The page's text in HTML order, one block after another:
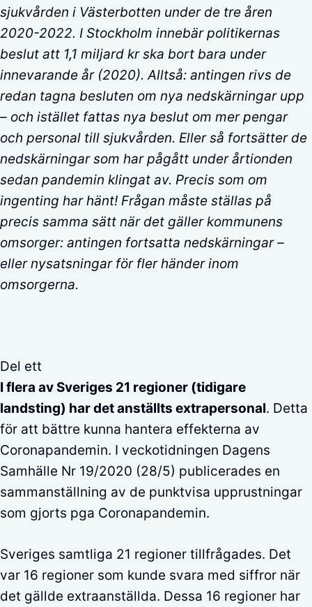
sjukvården i Västerbotten under de tre åren
2020-2022. I Stockholm innebär politikernas
beslut att 1,1 miljard kr ska bort bara under
innevarande år (2020).Alltså: antingen rivs de
redan tagna besluten om nya nedskärningar upp
– och istället fattas nya beslut om mer pengar
och personal till sjukvården. Eller så fortsätter de
nedskärningar som har pågått under årtionden
sedan pandemin klingat av. Precis som om
ingenting har hänt! Frågan måste ställas på
precis samma sätt när det gäller kommunens
omsorger: antingen fortsatta nedskärningar –
eller nysatsningar för fler händer inom
omsorgerna.
Del ett
I flera av Sveriges 21 regioner (tidigare
landsting) har det anställts extrapersonal. Detta
för att bättre kunna hantera effekterna av
Coronapandemin. I veckotidningen Dagens
Samhälle Nr 19/2020 (28/5) publicerades en
sammanställning av de punktvisa upprustningar
som gjorts pga Coronapandemin.
Sveriges samtliga 21 regioner tillfrågades. Det
var 16 regioner som kunde svara med siffror när
det gällde extraanställda. Dessa 16 regioner har